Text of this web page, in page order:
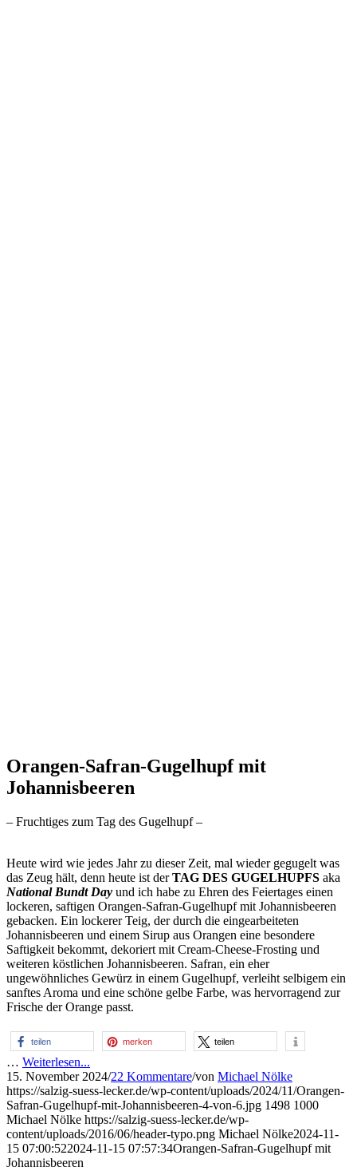
Orangen-Safran-Gugelhupf mit
Johannisbeeren
– Fruchtiges zum Tag des Gugelhupf –
Heute wird wie jedes Jahr zu dieser Zeit, mal wieder gegugelt was
das Zeug hält, denn heute ist derTAG DES GUGELHUPFS aka
National Bundt Day und ich habe zu Ehren des Feiertages einen
lockeren, saftigen Orangen-Safran-Gugelhupf mit Johannisbeeren
gebacken. Ein lockerer Teig, der durch die eingearbeiteten
Johannisbeeren und einem Sirup aus Orangen eine besondere
Saftigkeit bekommt, dekoriert mit Cream-Cheese-Frosting und
weiteren köstlichen Johannisbeeren. Safran, ein eher
ungewöhnliches Gewürz in einem Gugelhupf, verleiht selbigem ein
sanftes Aroma und eine schöne gelbe Farbe, was hervorragend zur
Frische der Orange passt.
teilen merken teilen
… Weiterlesen...
15. November 2024/22 Kommentare/von Michael Nölke
https://salzig-suess-lecker.de/wp-content/uploads/2024/11/Orangen-
Safran-Gugelhupf-mit-Johannisbeeren-4-von-6.jpg 1498 1000
Michael Nölke https://salzig-suess-lecker.de/wp-
content/uploads/2016/06/header-typo.png Michael Nölke2024-11-
15 07:00:522024-11-15 07:57:34Orangen-Safran-Gugelhupf mit
Johannisbeeren